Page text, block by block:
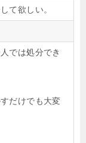
て欲しい。
では処分でき
だけでも大変